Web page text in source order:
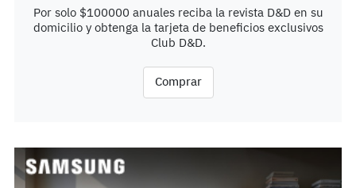
Por solo $100000 anuales reciba la revista D&D en su
domicilio y obtenga la tarjeta de beneficios exclusivos
Club D&D.
Comprar